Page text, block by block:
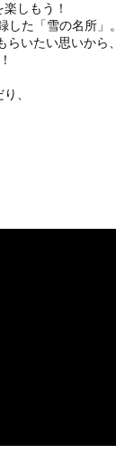
しもう！
た「雪の名所」。
いたい思いから、
、